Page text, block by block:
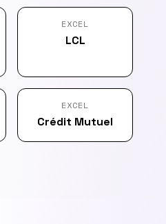
EXCEL
LCL
EXCEL
Crédit Mutuel